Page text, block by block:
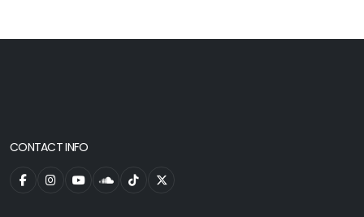
CONTACT INFO